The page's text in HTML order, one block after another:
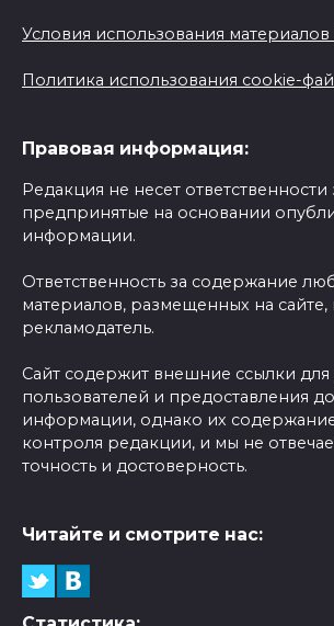
Условия использования
Политика использования cookie-
Правовая информация:
Редакция не несет ответственности
предпринятые на основании
информации.
Ответственность за содержание
материалов, размещенных на сайте,
рекламодатель.
Сайт содержит внешние ссылки для
пользователей и предоставления
информации, однако их
контроля редакции, и мы не
точность и достоверность.
Читайте и смотрите нас: